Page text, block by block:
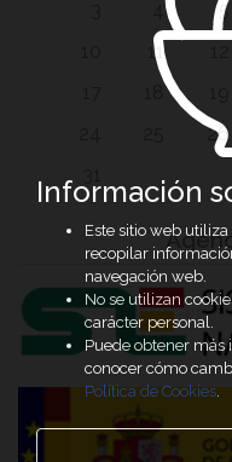
5
11
26
Información
Este sitio web
recopilar
navegación web.
No se utilizan
carácter personal.
Puede obtener más
conocer cómo
Política de Cookies.